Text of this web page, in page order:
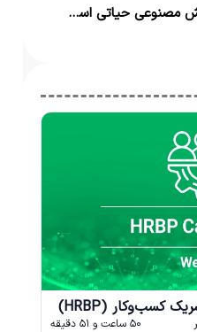
RAG چیست و چرا برای هوش مصنوعی حیاتی است؟ | از تعریف تا کاربرد